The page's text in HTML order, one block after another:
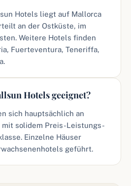
Hotels liegt auf Mallorca
an der Ostküste, im
Weitere Hotels finden
Fuerteventura, Teneriffa,
Hotels geeignet?
sich hauptsächlich an
mit solidem Preis-Leistungs-
Einzelne Häuser
geführt.